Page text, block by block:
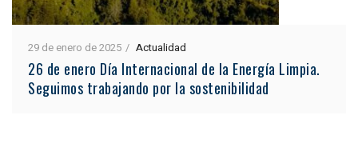
29 de enero de 2025 Actualidad
26 de enero Día Internacional de la Energía Limpia.
Seguimos trabajando por la sostenibilidad